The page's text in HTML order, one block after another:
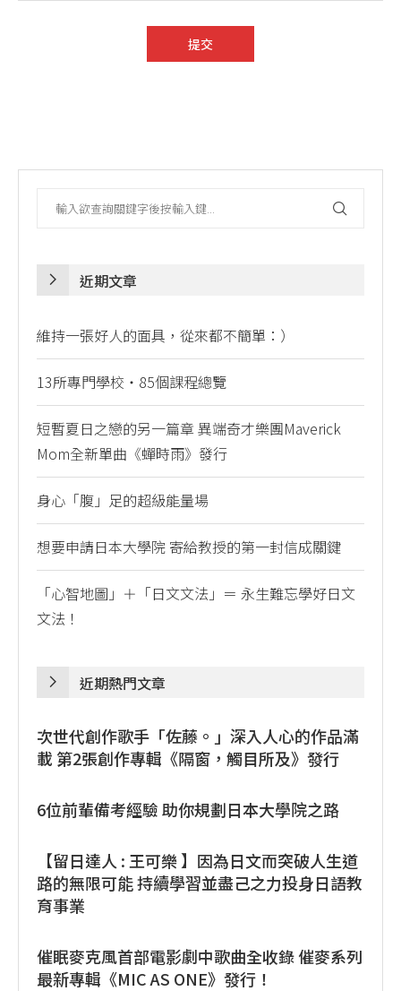
近期文章
維持一張好人的面具，從來都不簡單：）
13所專門學校・85個課程總覽
短暫夏日之戀的另一篇章 異端奇才樂團Maverick
Mom全新單曲《蟬時雨》發行
身心「腹」足的超級能量場
想要申請日本大學院 寄給教授的第一封信成關鍵
「心智地圖」＋「日文文法」＝ 永生難忘學好日文
文法！
近期熱門文章
次世代創作歌手「佐藤。」深入人心的作品滿
載 第2張創作專輯《隔窗，觸目所及》發行
6位前輩備考經驗 助你規劃日本大學院之路
【留日達人 : 王可樂 】因為日文而突破人生道
路的無限可能 持續學習並盡己之力投身日語教
育事業
催眠麥克風首部電影劇中歌曲全收錄 催麥系列
最新專輯《MIC AS ONE》發行！